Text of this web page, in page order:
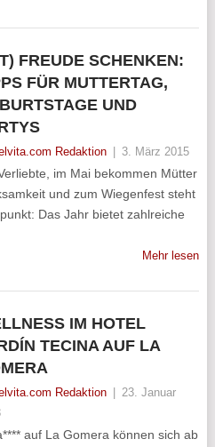
FREUDE SCHENKEN:
FÜR MUTTERTAG,
UND
Redaktion 3. März 2015
im Mai bekommen Mütter
und zum Wiegenfest steht
Das Jahr bietet zahlreiche
Mehr lesen
IM HOTEL
TECINA AUF LA
Redaktion
23. Januar
auf La Gomera können sich ab